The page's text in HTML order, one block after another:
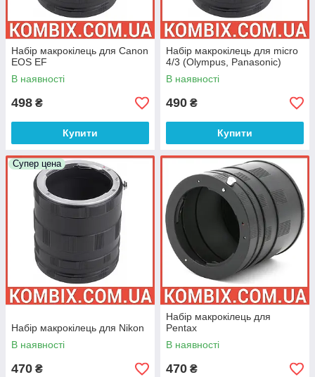
Набір макрокілець для Canon
EOS EF
В наявності
498 ₴
Купити
Набір макрокілець для micro
4/3 (Olympus, Panasonic)
В наявності
490 ₴
Купити
Супер цена
Набір макрокілець для Nikon
В наявності
470 ₴
Набір макрокілець для
Pentax
В наявності
470 ₴